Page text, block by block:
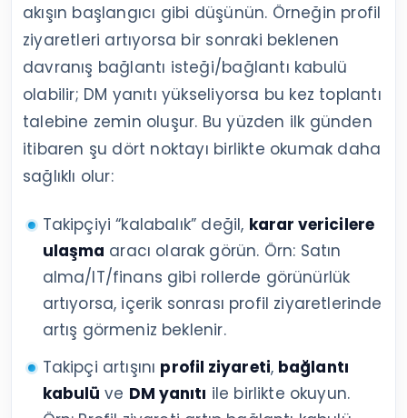
akışın başlangıcı gibi düşünün. Örneğin profil
ziyaretleri artıyorsa bir sonraki beklenen
davranış bağlantı isteği/bağlantı kabulü
olabilir; DM yanıtı yükseliyorsa bu kez toplantı
talebine zemin oluşur. Bu yüzden ilk günden
itibaren şu dört noktayı birlikte okumak daha
sağlıklı olur:
Takipçiyi “kalabalık” değil, karar vericilere
ulaşma aracı olarak görün. Örn: Satın
alma/IT/finans gibi rollerde görünürlük
artıyorsa, içerik sonrası profil ziyaretlerinde
artış görmeniz beklenir.
Takipçi artışını profil ziyareti, bağlantı
kabulü ve DM yanıtı ile birlikte okuyun.